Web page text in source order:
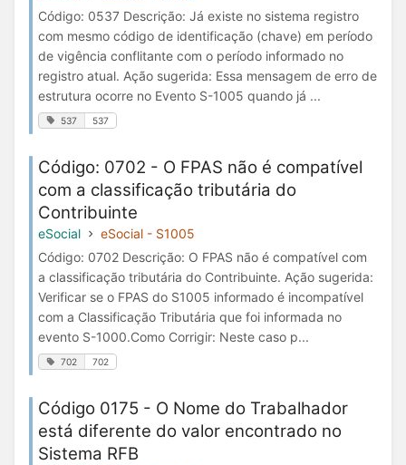
Código: 0537 Descrição: Já existe no sistema registro
com mesmo código de identificação (chave) em período
de vigência conflitante com o período informado no
registro atual. Ação sugerida: Essa mensagem de erro de
estrutura ocorre no Evento S-1005 quando já ...
537 537
Código: 0702 - O FPAS não é compatível
com a classificação tributária do
Contribuinte
eSocial
eSocial - S1005
Código: 0702 Descrição: O FPAS não é compatível com
a classificação tributária do Contribuinte. Ação sugerida:
Verificar se o FPAS do S1005 informado é incompatível
com a Classificação Tributária que foi informada no
evento S-1000.Como Corrigir: Neste caso p...
702 702
Código 0175 - O Nome do Trabalhador
está diferente do valor encontrado no
Sistema RFB